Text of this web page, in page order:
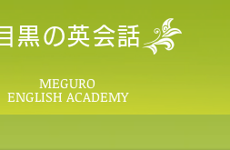
黒の英会話
MEGURO
ENGLISH ACADEMY